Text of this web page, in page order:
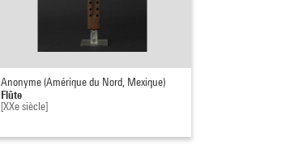
Anonyme (Amérique du Nord, Mexique)
Flûte
[XXe siècle]